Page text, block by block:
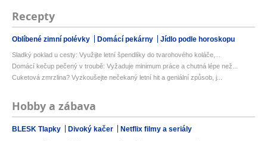
Recepty
Oblíbené zimní polévky Domácí pekárny Jídlo podle horoskopu
Sladký poklad u cesty: Využijte letní špendlíky do tvarohového koláče,...
Domácí kečup pečený v troubě: Vyžaduje minimum práce a chutná lépe než...
Cuketová zmrzlina? Vyzkoušejte nečekaný letní hit a geniální způsob, j...
Hobby a zábava
BLESK Tlapky Divoký kačer Netflix filmy a seriály